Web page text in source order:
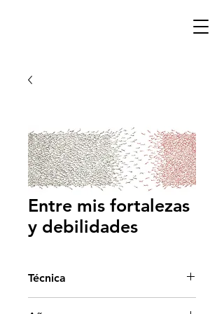
Entre mis fortalezas
y debilidades
Técnica